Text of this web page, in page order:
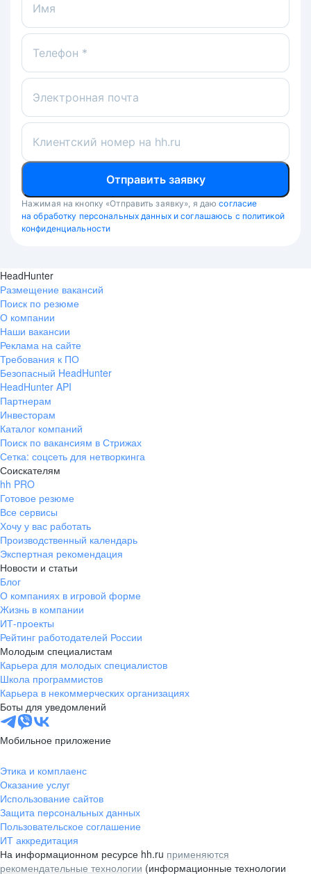
Имя
Телефон *
Электронная почта
Клиентский номер на hh.ru
Отправить заявку
Нажимая на кнопку «Отправить заявку», я даю согласие
на обработку персональных данных и соглашаюсь с политикой
конфиденциальности
HeadHunter
Размещение вакансий
Поиск по резюме
О компании
Наши вакансии
Реклама на сайте
Требования к ПО
Безопасный HeadHunter
HeadHunter API
Партнерам
Инвесторам
Каталог компаний
Поиск по вакансиям в Стрижах
Сетка: соцсеть для нетворкинга
Соискателям
hh PRO
Готовое резюме
Все сервисы
Хочу у вас работать
Производственный календарь
Экспертная рекомендация
Новости и статьи
Блог
О компаниях в игровой форме
Жизнь в компании
ИТ-проекты
Рейтинг работодателей России
Молодым специалистам
Карьера для молодых специалистов
Школа программистов
Карьера в некоммерческих организациях
Боты для уведомлений
Мобильное приложение
Этика и комплаенс
Оказание услуг
Использование сайтов
Защита персональных данных
Пользовательское соглашение
ИТ аккредитация
На информационном ресурсе hh.ru применяются
рекомендательные технологии (информационные технологии